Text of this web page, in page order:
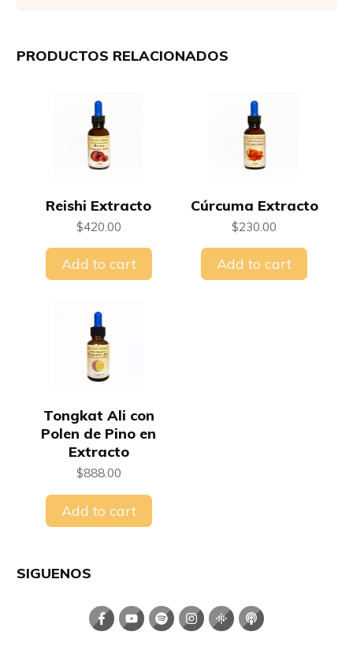
PRODUCTOS RELACIONADOS
Reishi Extracto
$420.00
Add to cart
Cúrcuma Extracto
$230.00
Add to cart
Tongkat Ali con
Polen de Pino en
Extracto
$888.00
Add to cart
SIGUENOS